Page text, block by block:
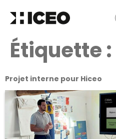
Étiquette :
Projet interne pour Hiceo